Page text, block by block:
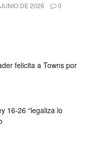
DE 2026 0
felicita a Towns por
16-26 “legaliza lo